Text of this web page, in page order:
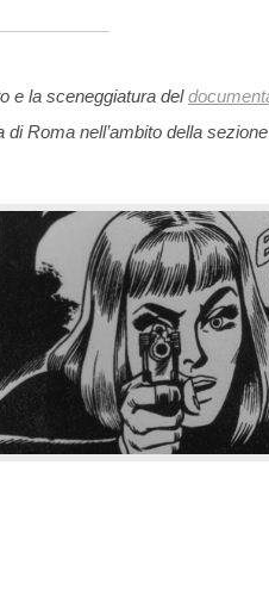
e la sceneggiatura del
Roma nell’ambito della sezione